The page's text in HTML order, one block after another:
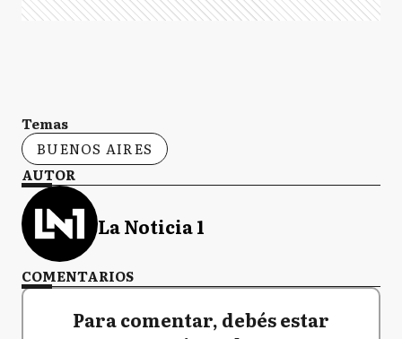
Temas
BUENOS AIRES
AUTOR
La Noticia 1
COMENTARIOS
Para comentar, debés estar